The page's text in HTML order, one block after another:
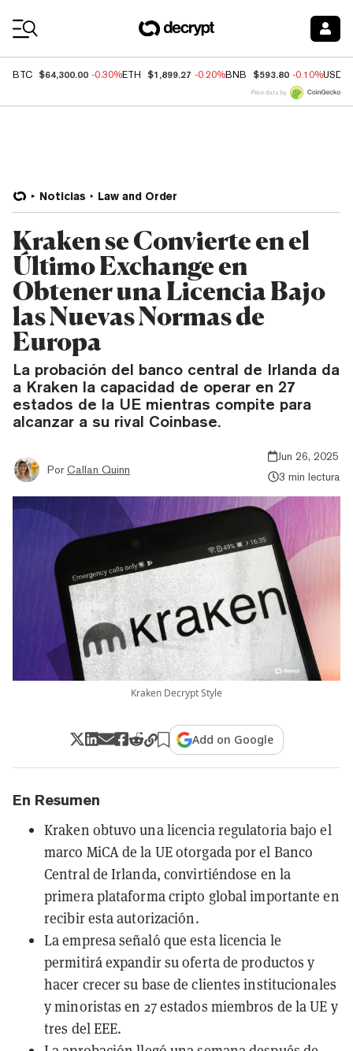
BTC $64,300.00 -0.30%ETH $1,899.27 -0.20%BNB $593.80 -0.10%USDC
Price data by
Noticias Law and Order
Kraken se Convierte en el
Último Exchange en
Obtener una Licencia Bajo
las Nuevas Normas de
Europa
La probación del banco central de Irlanda da
a Kraken la capacidad de operar en 27
estados de la UE mientras compite para
alcanzar a su rival Coinbase.
Por Callan Quinn
Jun 26, 2025
3 min lectura
Kraken Decrypt Style
Add on Google
En Resumen
Kraken obtuvo una licencia regulatoria bajo el
marco MiCA de la UE otorgada por el Banco
Central de Irlanda, convirtiéndose en la
primera plataforma cripto global importante en
recibir esta autorización.
La empresa señaló que esta licencia le
permitirá expandir su oferta de productos y
hacer crecer su base de clientes institucionales
y minoristas en 27 estados miembros de la UE y
tres del EEE.